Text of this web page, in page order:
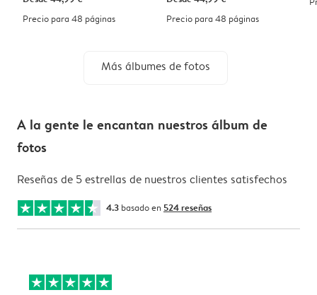
Precio para 48 páginas
Precio para 48 páginas
Más álbumes de fotos
A la gente le encantan nuestros álbum de
fotos
Reseñas de 5 estrellas de nuestros clientes satisfechos
4.3 basado en 524 reseñas